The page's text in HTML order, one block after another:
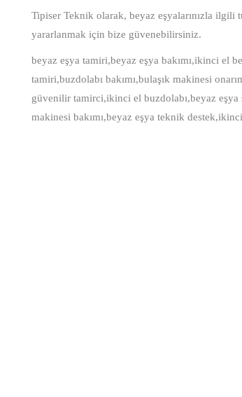
Tipiser Teknik olarak, beyaz eşyalarınızla
yararlanmak için bize güvenebilirsiniz.
beyaz eşya tamiri,beyaz eşya bakımı,ikinci el
tamiri,buzdolabı bakımı,bulaşık makinesi
güvenilir tamirci,ikinci el buzdolabı,beyaz eşya
makinesi bakımı,beyaz eşya teknik